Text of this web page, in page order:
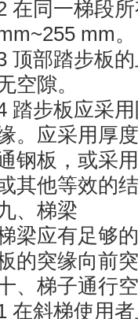
在同一梯段
mm。
顶部踏步板
空隙。
踏步板应采
。应采用厚
钢板，或采
其他等效的
、梯梁
梁应有足够
的突缘向前
、梯子通行
在斜梯使用